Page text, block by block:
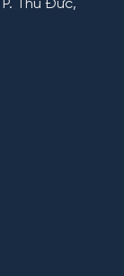
Thủ Đức,